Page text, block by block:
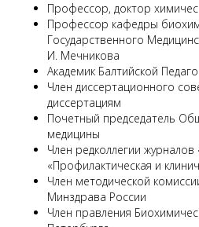
Профессор, доктор
Профессор кафедры
Государственного
И. Мечникова
Академик Балтийской
Член диссертационного
диссертациям
Почетный председатель
медицины
Член редколлегии журналов
«Профилактическая и
Член методической
Минздрава России
Член правления